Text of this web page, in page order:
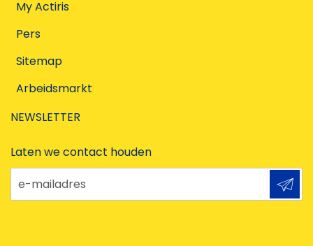
My Actiris
Pers
Sitemap
Arbeidsmarkt
NEWSLETTER
Laten we contact houden
e-mailadres